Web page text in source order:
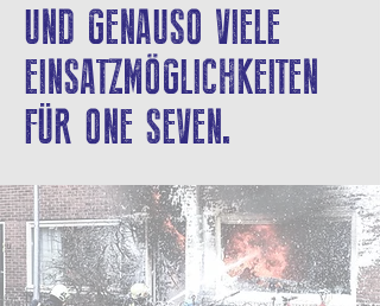
UND GENAUSO VIELE
EINSATZMÖGLICHKEITEN
FÜR ONE SEVEN.